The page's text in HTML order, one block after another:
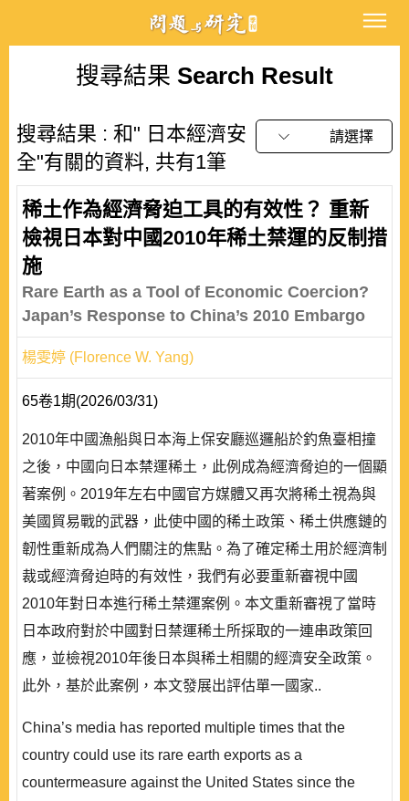
搜尋結果 Search Result
搜尋結果 : 和" 日本經濟安
全"有關的資料, 共有1筆
請選擇
稀土作為經濟脅迫工具的有效性？ 重新
檢視日本對中國2010年稀土禁運的反制措
施
Rare Earth as a Tool of Economic Coercion?
Japan’s Response to China’s 2010 Embargo
楊雯婷 (Florence W. Yang)
65卷1期(2026/03/31)
2010年中國漁船與日本海上保安廳巡邏船於釣魚臺相撞
之後，中國向日本禁運稀土，此例成為經濟脅迫的一個顯
著案例。2019年左右中國官方媒體又再次將稀土視為與
美國貿易戰的武器，此使中國的稀土政策、稀土供應鏈的
韌性重新成為人們關注的焦點。為了確定稀土用於經濟制
裁或經濟脅迫時的有效性，我們有必要重新審視中國
2010年對日本進行稀土禁運案例。本文重新審視了當時
日本政府對於中國對日禁運稀土所採取的一連串政策回
應，並檢視2010年後日本與稀土相關的經濟安全政策。
此外，基於此案例，本文發展出評估單一國家..
China’s media has reported multiple times that the
country could use its rare earth exports as a
countermeasure against the United States since the